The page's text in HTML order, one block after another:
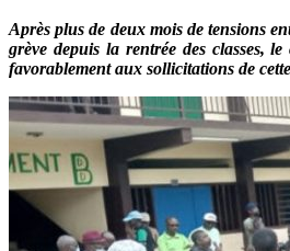
Après plus de deux mois de tensions
grève depuis la rentrée des classes,
favorablement aux sollicitations de